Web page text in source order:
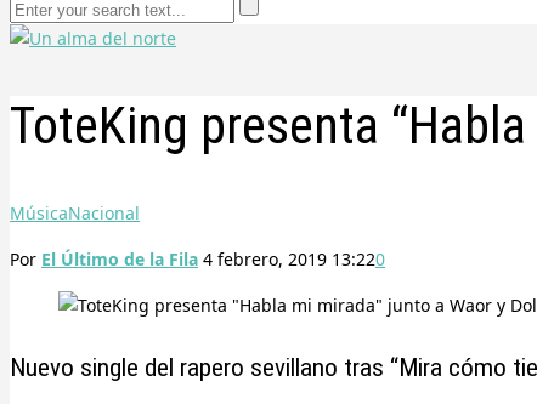
ToteKing presenta
MúsicaNacional
Por El Último de la Fila 4 febrero, 2019 13:220
Nuevo single del rapero sevillano tras “Mira cómo